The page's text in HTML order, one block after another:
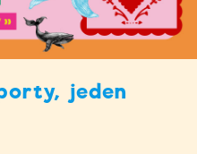
jeden